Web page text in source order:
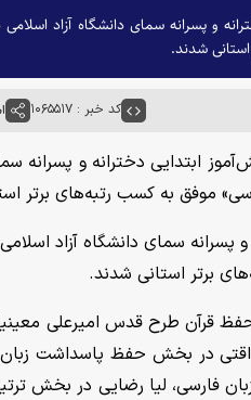
و پسرانه سمای دانشگاه آزاد
شدند.
کد خبر : ۱۰۶۵۵۱۷
ابتدایی دخترانه و
موفق به کسب رتبه‌های برتر
و پسرانه سمای دانشگاه آزاد
برتر استانی شدند.
قرآن طرح قدس امیرعلی
در بخش حفظ پاسداشت زبان
فارسی، لیا رضایی در بخش